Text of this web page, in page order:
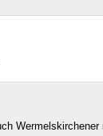
Wermelskirchener